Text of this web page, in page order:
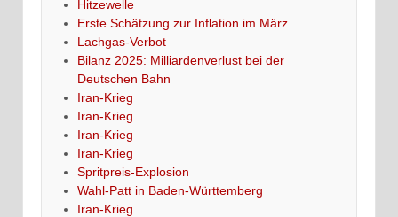
Hitzewelle
Erste Schätzung zur Inflation im März …
Lachgas-Verbot
Bilanz 2025: Milliardenverlust bei der
Deutschen Bahn
Iran-Krieg
Iran-Krieg
Iran-Krieg
Iran-Krieg
Spritpreis-Explosion
Wahl-Patt in Baden-Württemberg
Iran-Krieg